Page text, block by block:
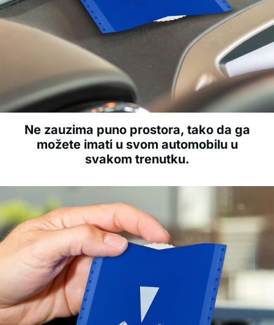
Ne zauzima puno prostora, tako da ga
možete imati u svom automobilu u
svakom trenutku.